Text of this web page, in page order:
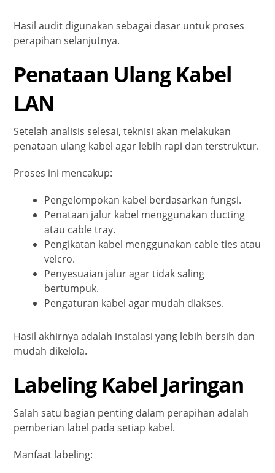
Hasil audit digunakan sebagai dasar untuk proses
perapihan selanjutnya.
Penataan Ulang Kabel
LAN
Setelah analisis selesai, teknisi akan melakukan
penataan ulang kabel agar lebih rapi dan terstruktur.
Proses ini mencakup:
Pengelompokan kabel berdasarkan fungsi.
Penataan jalur kabel menggunakan ducting
atau cable tray.
Pengikatan kabel menggunakan cable ties atau
velcro.
Penyesuaian jalur agar tidak saling
bertumpuk.
Pengaturan kabel agar mudah diakses.
Hasil akhirnya adalah instalasi yang lebih bersih dan
mudah dikelola.
Labeling Kabel Jaringan
Salah satu bagian penting dalam perapihan adalah
pemberian label pada setiap kabel.
Manfaat labeling: